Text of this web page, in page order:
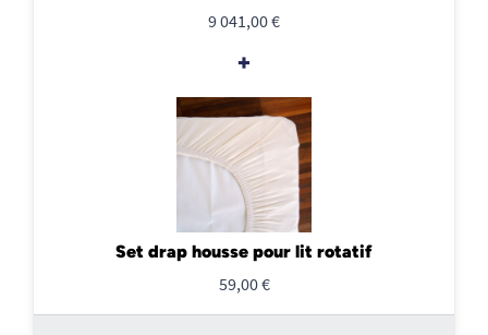
9 041,00 €
+
Set drap housse pour lit rotatif
59,00 €